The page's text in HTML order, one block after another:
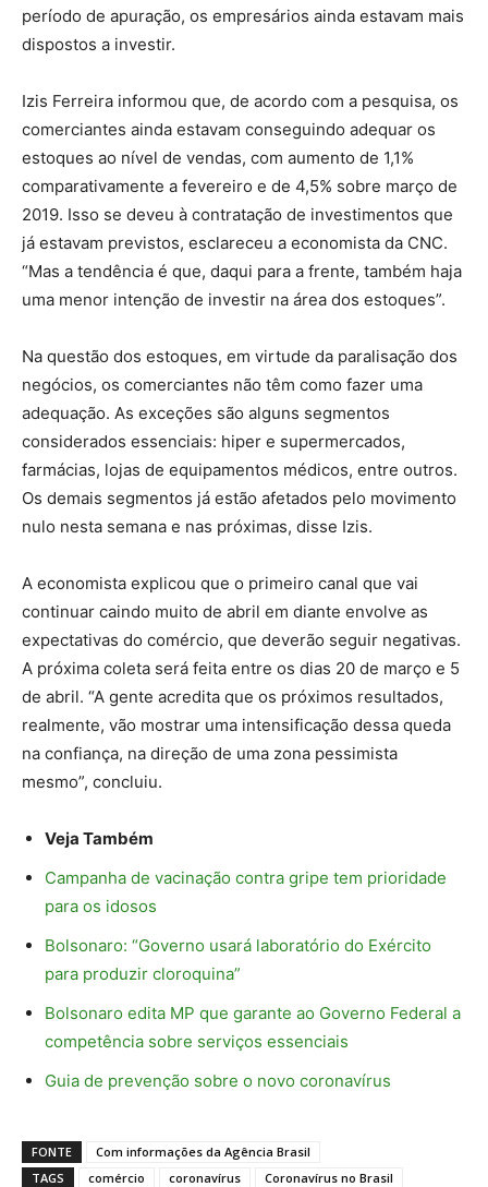
período de apuração, os empresários ainda estavam mais
dispostos a investir.
Izis Ferreira informou que, de acordo com a pesquisa, os
comerciantes ainda estavam conseguindo adequar os
estoques ao nível de vendas, com aumento de 1,1%
comparativamente a fevereiro e de 4,5% sobre março de
2019. Isso se deveu à contratação de investimentos que
já estavam previstos, esclareceu a economista da CNC.
“Mas a tendência é que, daqui para a frente, também haja
uma menor intenção de investir na área dos estoques”.
Na questão dos estoques, em virtude da paralisação dos
negócios, os comerciantes não têm como fazer uma
adequação. As exceções são alguns segmentos
considerados essenciais: hiper e supermercados,
farmácias, lojas de equipamentos médicos, entre outros.
Os demais segmentos já estão afetados pelo movimento
nulo nesta semana e nas próximas, disse Izis.
A economista explicou que o primeiro canal que vai
continuar caindo muito de abril em diante envolve as
expectativas do comércio, que deverão seguir negativas.
A próxima coleta será feita entre os dias 20 de março e 5
de abril. “A gente acredita que os próximos resultados,
realmente, vão mostrar uma intensificação dessa queda
na confiança, na direção de uma zona pessimista
mesmo”, concluiu.
Veja Também
Campanha de vacinação contra gripe tem prioridade
para os idosos
Bolsonaro: “Governo usará laboratório do Exército
para produzir cloroquina”
Bolsonaro edita MP que garante ao Governo Federal a
competência sobre serviços essenciais
Guia de prevenção sobre o novo coronavírus
FONTE
Com informações da Agência Brasil
TAGS
comércio coronavírus
Coronavírus no Brasil